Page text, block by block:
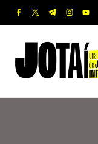
Saltar
contenido
facebook.com
twitter.com
t.me
o
t
revista
de
Informada